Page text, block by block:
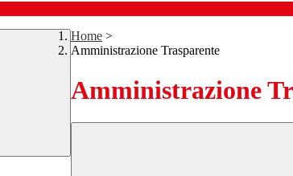
Home >
Amministrazione Trasparente
Amministrazione